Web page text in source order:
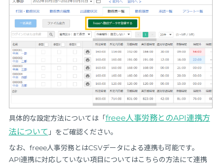
具体的な設定方法については「freee人事労務とのAPI連携方
法について 」をご確認ください。
なお、freee人事労務とはCSVデータによる連携も可能です。
API連携に対応していない項目についてはこちらの方法にて連携